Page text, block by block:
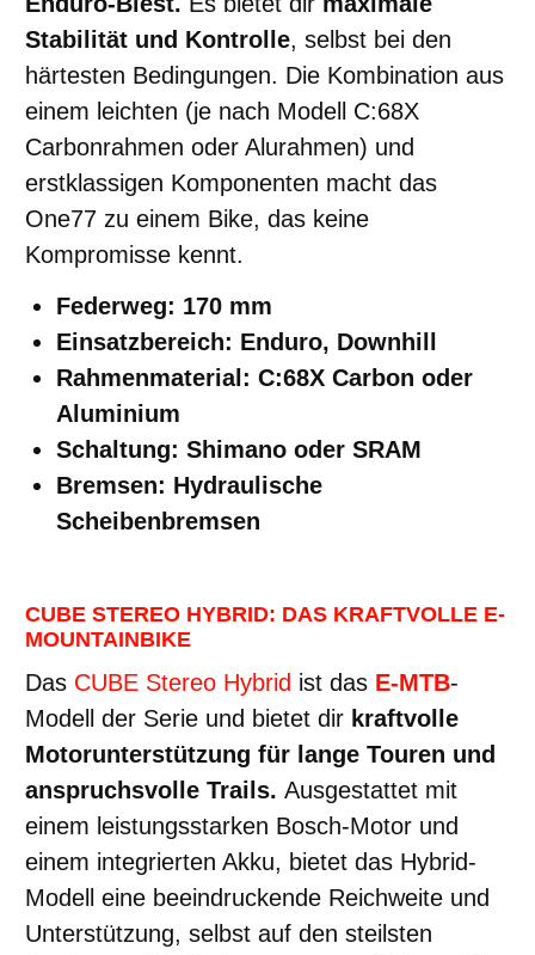
Stabilität und Kontrolle, selbst bei den
härtesten Bedingungen. Die Kombination aus
einem leichten (je nach Modell C:68X
Carbonrahmen oder Alurahmen) und
erstklassigen Komponenten macht das
One77 zu einem Bike, das keine
Kompromisse kennt.
Federweg: 170 mm
Einsatzbereich: Enduro, Downhill
Rahmenmaterial: C:68X Carbon oder
Aluminium
Schaltung: Shimano oder SRAM
Bremsen: Hydraulische
Scheibenbremsen
CUBE STEREO HYBRID: DAS KRAFTVOLLE E-
MOUNTAINBIKE
Das CUBE Stereo Hybrid ist das E-MTB-
Modell der Serie und bietet dir kraftvolle
Motorunterstützung für lange Touren und
anspruchsvolle Trails. Ausgestattet mit
einem leistungsstarken Bosch-Motor und
einem integrierten Akku, bietet das Hybrid-
Modell eine beeindruckende Reichweite und
Unterstützung, selbst auf den steilsten